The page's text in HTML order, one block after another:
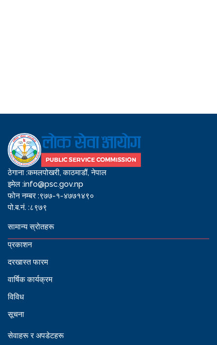
ठेगाना :कमलपोखरी, काठमाडौं, नेपाल
इमेल :info@psc.gov.np
फोन नम्बर :९७७-१-४७७१४९०
पो.ब.नं. :८९७९
सामान्य स्रोतहरू
प्रकाशन
दरखास्त फारम
वार्षिक कार्यक्रम
विविध
सूचना
सेवाहरू र अपडेटहरू